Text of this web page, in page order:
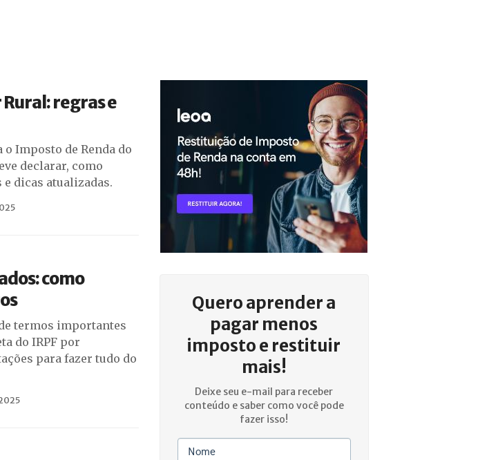
regras e
Imposto de Renda do
declarar, como
dicas atualizadas.
como
termos importantes
do IRPF por
para fazer tudo do
Quero aprender a
pagar menos
imposto e restituir
mais!
Deixe seu e-mail para receber
conteúdo e saber como você pode
fazer isso!
Nome